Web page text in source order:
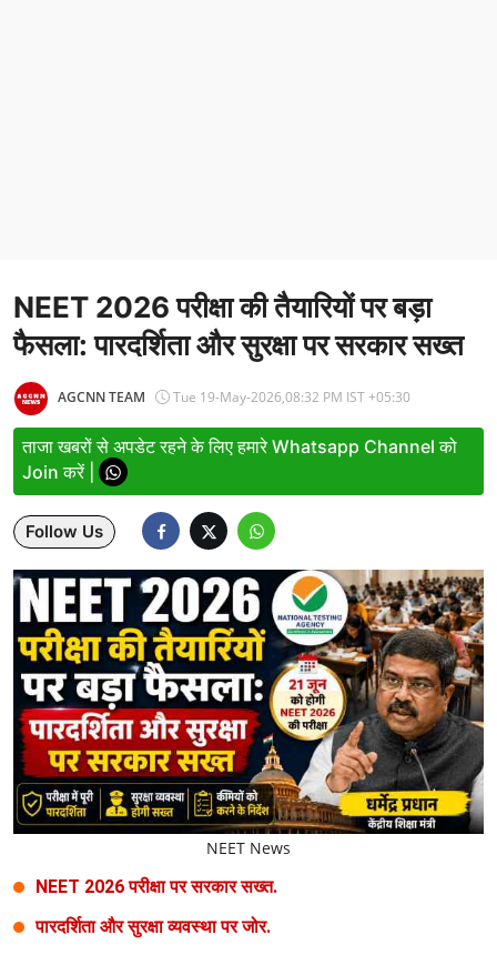
Business
Relationship
Education
Defence & Security
Environment
Lifestyle
Health
Development
Career
Literature
Tour & Travel
History Speaks
About Us
Contact Us
NEET 2026 परीक्षा की तैयारियों पर बड़ा
फैसला: पारदर्शिता और सुरक्षा पर सरकार सख्त
AGCNN TEAM Tue 19-May-2026,08:32 PM IST +05:30
ताजा खबरों से अपडेट रहने के लिए हमारे Whatsapp Channel को
Join करें |
Follow Us
NEET News
NEET 2026 परीक्षा पर सरकार सख्त.
पारदर्शिता और सुरक्षा व्यवस्था पर जोर.